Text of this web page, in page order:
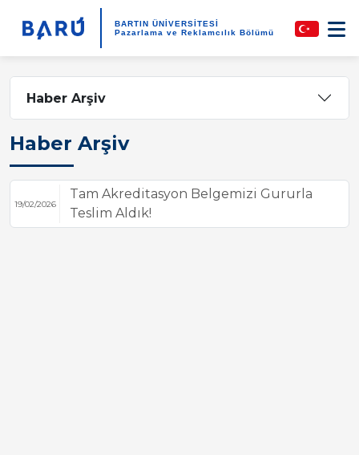
BARTIN ÜNİVERSİTESİ
Pazarlama ve Reklamcılık Bölümü
Haber Arşiv
Haber Arşiv
19/02/2026
Tam Akreditasyon Belgemizi Gururla
Teslim Aldık!